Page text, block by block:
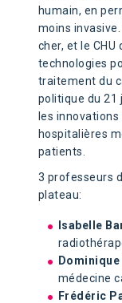
humain, en
moins
cher, et le CHU
technologies
traitement du
politique du 21
les innovations
hospitalières
patients.
3 professeurs
plateau:
Isabelle
Dominique
médecine
Frédéric